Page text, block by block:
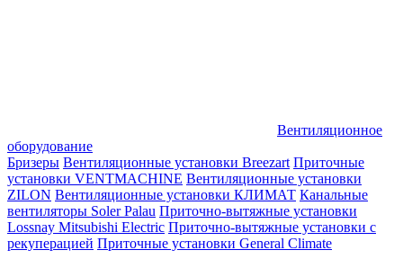
Вентиляционное
оборудование
Бризеры Вентиляционные установки Breezart Приточные
установки VENTMACHINE Вентиляционные установки
ZILON Вентиляционные установки КЛИМАТ Канальные
вентиляторы Soler Palau Приточно-вытяжные установки
Lossnay Mitsubishi Electric Приточно-вытяжные установки с
рекуперацией Приточные установки General Climate